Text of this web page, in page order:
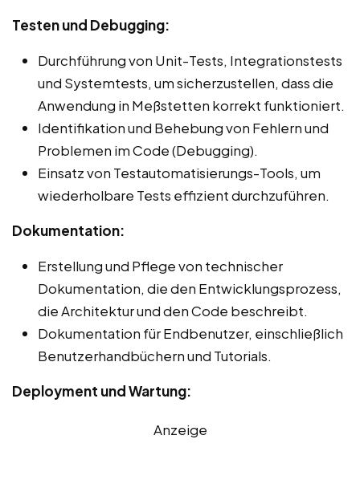
Testen und Debugging:
Durchführung von Unit-Tests, Integrationstests
und Systemtests, um sicherzustellen, dass die
Anwendung in Meßstetten korrekt funktioniert.
Identifikation und Behebung von Fehlern und
Problemen im Code (Debugging).
Einsatz von Testautomatisierungs-Tools, um
wiederholbare Tests effizient durchzuführen.
Dokumentation:
Erstellung und Pflege von technischer
Dokumentation, die den Entwicklungsprozess,
die Architektur und den Code beschreibt.
Dokumentation für Endbenutzer, einschließlich
Benutzerhandbüchern und Tutorials.
Deployment und Wartung:
Anzeige